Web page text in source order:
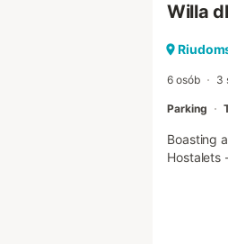
Willa
6 osób 3
Parking
Boasting
Hostalets